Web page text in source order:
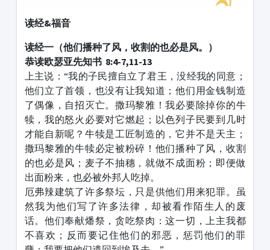
读经&福音
读经一（他们播种了风，收割的也必是风。）
恭读欧瑟亚先知书 8:4-7,11-13
上主说：“我的子民擅自立了君王，没经我的同意；
他们立了首领，也没有让我知道；他们用金钱制造
了偶像，自招灭亡。撒玛黎雅！我必要除掉你的牛
犊，我的怒火必要对它燃起；以色列子民要到几时
才能自新呢？牛犊是工匠制造的，它并不是天主；
撒玛黎雅的牛犊必定被粉碎！他们播种了风，收割
的也必是风；麦子不抽穗，就做不成面粉；即便做
出面粉来，也必被外邦人吃掉。
厄弗辣建筑了许多祭坛，只是供他们用来犯罪。虽
然我为他们写了许多法律，却被看作陌生人的废
话。他们奉献燔祭，贪吃祭肉：这一切，上主我都
不喜欢；反而要记住他们的邪恶，惩罚他们的罪